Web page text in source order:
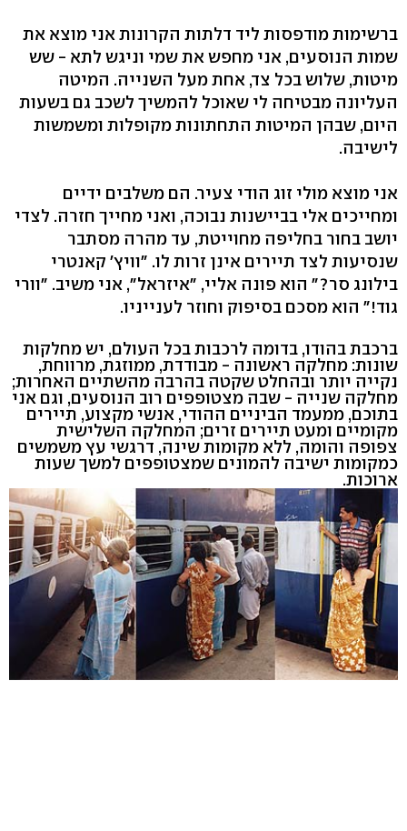
ברשימות מודפסות ליד דלתות הקרונות אני מוצא את
שמות הנוסעים, אני מחפש את שמי וניגש לתא - שש
מיטות, שלוש בכל צד, אחת מעל השנייה. המיטה
העליונה מבטיחה לי שאוכל להמשיך לשכב גם בשעות
היום, שבהן המיטות התחתונות מקופלות ומשמשות
לישיבה.
אני מוצא מולי זוג הודי צעיר. הם משלבים ידיים
ומחייכים אלי בביישנות נבוכה, ואני מחייך חזרה. לצדי
יושב בחור בחליפה מחוייטת, עד מהרה מסתבר
שנסיעות לצד תיירים אינן זרות לו. "וויץ' קאנטרי
בילונג סר?" הוא פונה אליי, "איזראל", אני משיב. "וורי
גוד!" הוא מסכם בסיפוק וחוזר לענייניו.
ברכבת בהודו, בדומה לרכבות בכל העולם, יש מחלקות
שונות: מחלקה ראשונה - מבודדת, ממוזגת, מרווחת,
נקייה יותר ובהחלט שקטה בהרבה מהשתיים האחרות;
מחלקה שנייה - שבה מצטופפים רוב הנוסעים, וגם אני
בתוכם, ממעמד הביניים ההודי, אנשי מקצוע, תיירים
מקומיים ומעט תיירים זרים; המחלקה השלישית
צפופה והומה, ללא מקומות שינה, דרגשי עץ משמשים
כמקומות ישיבה להמונים שמצטופפים למשך שעות
ארוכות.